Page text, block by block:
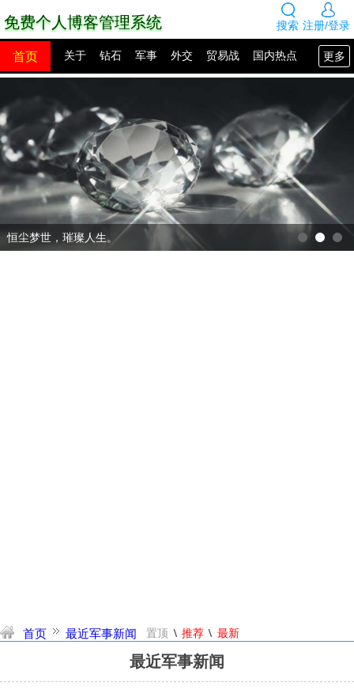
注册/登录
搜索
免费个人博客管理系统
更多
首页 关于 钻石 军事 外交 贸易战 国内热点
网站模板 源码下载 创业赚钱 图片展示 留言板
恒尘梦世，璀璨人生。
首页 最近军事新闻 置顶 \ 推荐 \ 最新
最近军事新闻